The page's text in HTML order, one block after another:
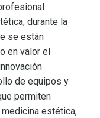
durante la
se están
en valor el
de equipos y
permiten
estética,